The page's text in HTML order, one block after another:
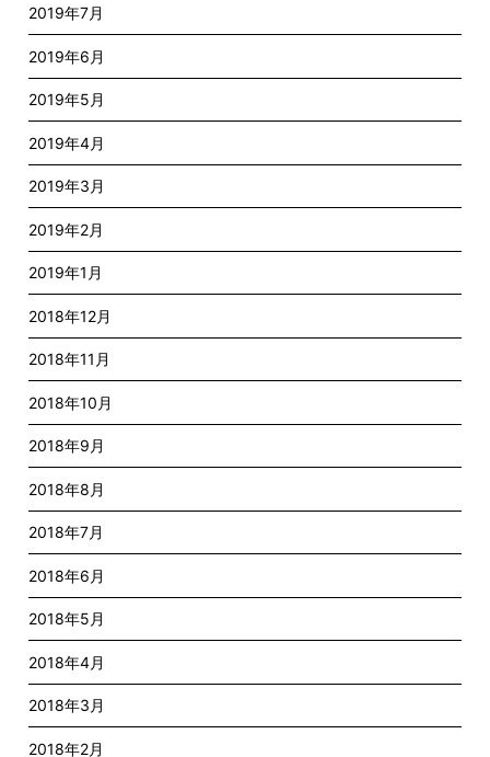
2019年7月
2019年6月
2019年5月
2019年4月
2019年3月
2019年2月
2019年1月
2018年12月
2018年11月
2018年10月
2018年9月
2018年8月
2018年7月
2018年6月
2018年5月
2018年4月
2018年3月
2018年2月